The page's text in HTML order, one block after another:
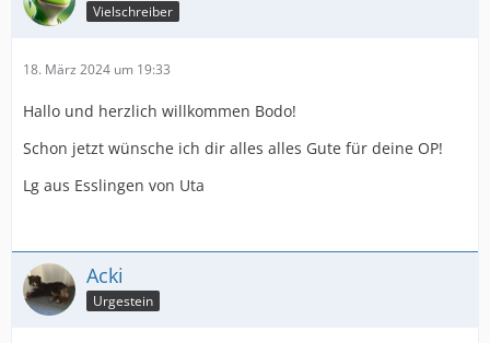
Vielschreiber
18. März 2024 um 19:33
Hallo und herzlich willkommen Bodo!
Schon jetzt wünsche ich dir alles alles Gute für deine OP!
Lg aus Esslingen von Uta
Acki
Urgestein